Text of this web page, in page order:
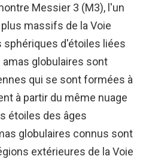
Messier 3 (M3), l'un
massifs de la Voie
sphériques d'étoiles liées
globulaires sont
qui se sont formées à
à partir du même nuage
étoiles des âges
globulaires connus sont
extérieures de la Voie